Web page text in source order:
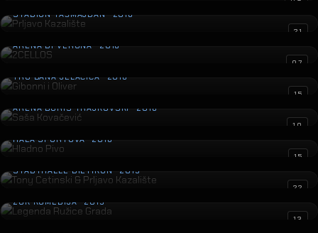
STADION TAŠMAJDAN · 2016
21
2CELLOS
ARENA DI VERONA · 2016
07
Gibonni i Oliver
TRG BANA JELAČIĆA · 2016
15
Saša Kovačević
ARENA BORIS TRAJKOVSKI · 2016
10
Hladno Pivo
HALA SPORTOVA · 2016
15
Tony Cetinski & Prljavo Kazalište
STADTHALLE DIETIKON · 2015
22
Legenda Ružice Grada
ZGK KOMEDIJA · 2015
13
Prljavo Kazalište